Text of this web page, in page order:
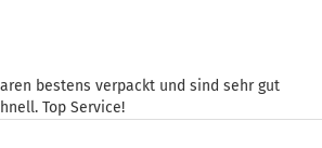
bestens verpackt und sind sehr gut
Top Service!